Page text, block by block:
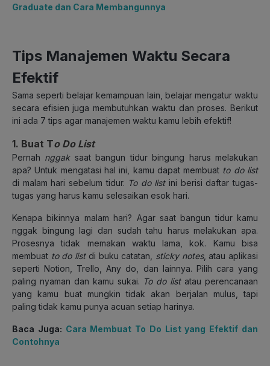
Graduate dan Cara Membangunnya
Tips Manajemen Waktu Secara
Efektif
Sama seperti belajar kemampuan lain, belajar mengatur waktu
secara efisien juga membutuhkan waktu dan proses. Berikut
ini ada 7 tips agar manajemen waktu kamu lebih efektif!
1. Buat To Do List
Pernah nggaksaat bangun tidur bingung harus melakukan
apa? Untuk mengatasi hal ini, kamu dapat membuat to do list
di malam hari sebelum tidur. To do listini berisi daftar tugas-
tugas yang harus kamu selesaikan esok hari.
Kenapa bikinnya malam hari? Agar saat bangun tidur kamu
nggak bingung lagi dan sudah tahu harus melakukan apa.
Prosesnya tidak memakan waktu lama, kok. Kamu bisa
membuat to do listdi buku catatan, sticky notes, atau aplikasi
seperti Notion, Trello, Any do, dan lainnya. Pilih cara yang
paling nyaman dan kamu sukai. To do listatau perencanaan
yang kamu buat mungkin tidak akan berjalan mulus, tapi
paling tidak kamu punya acuan setiap harinya.
Baca Juga: Cara Membuat To Do List yang Efektif dan
Contohnya